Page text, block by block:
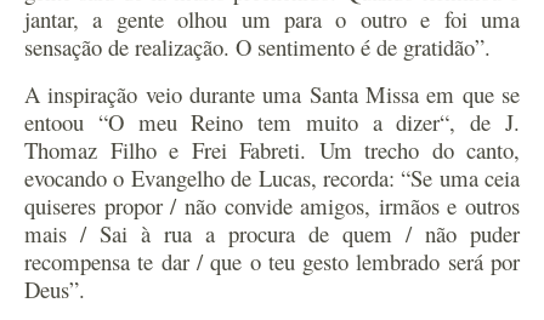
jantar, a gente olhou um para o outro e foi uma
sensação de realização. O sentimento é de gratidão”.
A inspiração veio durante uma Santa Missa em que se
entoou “O meu Reino tem muito a dizer“, de J.
Thomaz Filho e Frei Fabreti. Um trecho do canto,
evocando o Evangelho de Lucas, recorda: “Se uma ceia
quiseres propor / não convide amigos, irmãos e outros
mais / Sai à rua a procura de quem / não puder
recompensa te dar / que o teu gesto lembrado será por
Deus”.